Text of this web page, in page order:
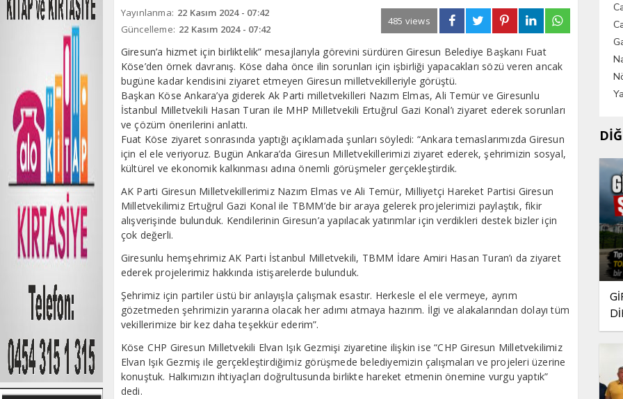
Yayınlanma: 22 Kasım 2024 - 07:42
Güncelleme: 22 Kasım 2024 - 07:42
485 views
Giresun’a hizmet için birliktelik” mesajlarıyla görevini sürdüren Giresun Belediye Başkanı Fuat
Köse’den örnek davranış. Köse daha önce ilin sorunları için işbirliği yapacakları sözü veren ancak
bugüne kadar kendisini ziyaret etmeyen Giresun milletvekilleriyle görüştü.
Başkan Köse Ankara’ya giderek Ak Parti milletvekilleri Nazım Elmas, Ali Temür ve Giresunlu
İstanbul Milletvekili Hasan Turan ile MHP Milletvekili Ertuğrul Gazi Konal’ı ziyaret ederek sorunları
ve çözüm önerilerini anlattı.
Fuat Köse ziyaret sonrasında yaptığı açıklamada şunları söyledi: “Ankara temaslarımızda Giresun
için el ele veriyoruz. Bugün Ankara’da Giresun Milletvekillerimizi ziyaret ederek, şehrimizin sosyal,
kültürel ve ekonomik kalkınması adına önemli görüşmeler gerçekleştirdik.
AK Parti Giresun Milletvekillerimiz Nazım Elmas ve Ali Temür, Milliyetçi Hareket Partisi Giresun
Milletvekilimiz Ertuğrul Gazi Konal ile TBMM’de bir araya gelerek projelerimizi paylaştık, fikir
alışverişinde bulunduk. Kendilerinin Giresun’a yapılacak yatırımlar için verdikleri destek bizler için
çok değerli.
Giresunlu hemşehrimiz AK Parti İstanbul Milletvekili, TBMM İdare Amiri Hasan Turan’ı da ziyaret
ederek projelerimiz hakkında istişarelerde bulunduk.
Şehrimiz için partiler üstü bir anlayışla çalışmak esastır. Herkesle el ele vermeye, ayrım
gözetmeden şehrimizin yararına olacak her adımı atmaya hazırım. İlgi ve alakalarından dolayı tüm
vekillerimize bir kez daha teşekkür ederim”.
Köse CHP Giresun Milletvekili Elvan Işık Gezmişi ziyaretine ilişkin ise “CHP Giresun Milletvekilimiz
Elvan Işık Gezmiş ile gerçekleştirdiğimiz görüşmede belediyemizin çalışmaları ve projeleri üzerine
konuştuk. Halkımızın ihtiyaçları doğrultusunda birlikte hareket etmenin önemine vurgu yaptık”
dedi.